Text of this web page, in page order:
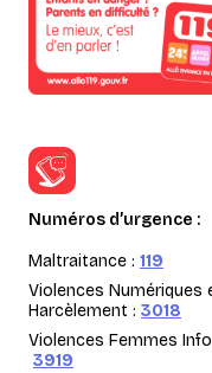
Numéros d’urgence :
Maltraitance : 119
Violences Numériques
Harcèlement : 3018
Violences Femmes
3919